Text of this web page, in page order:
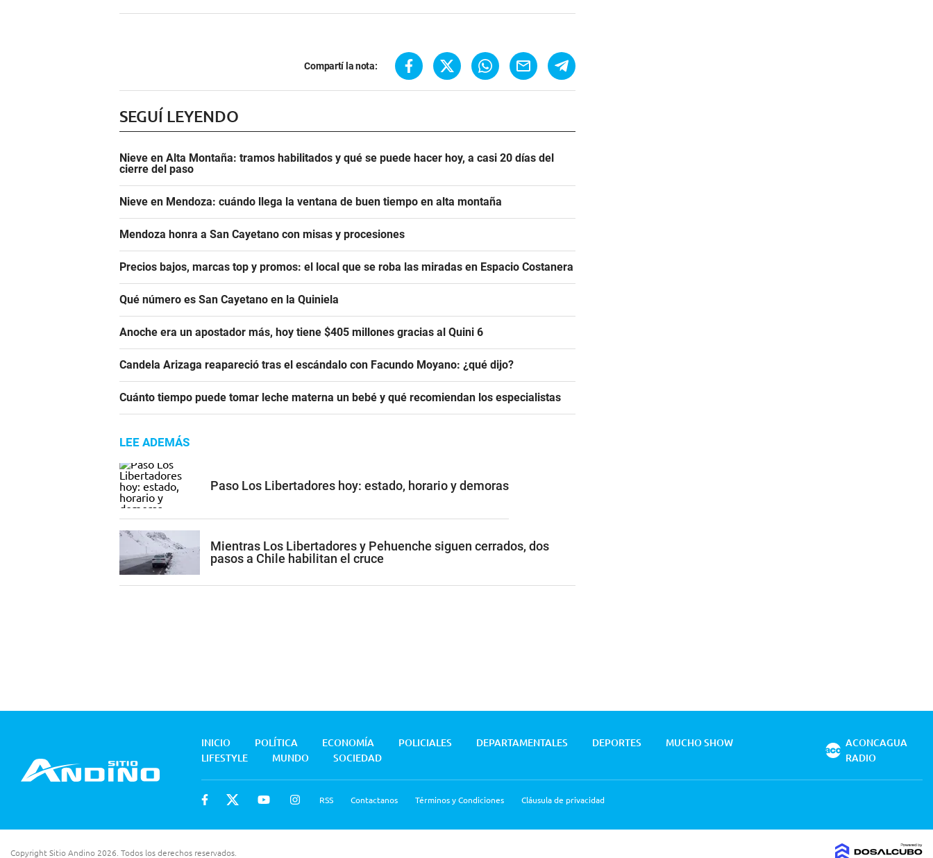
Compartí la nota:
SEGUÍ LEYENDO
Nieve en Alta Montaña: tramos habilitados y qué se puede hacer hoy, a casi 20 días del
cierre del paso
Nieve en Mendoza: cuándo llega la ventana de buen tiempo en alta montaña
Mendoza honra a San Cayetano con misas y procesiones
Precios bajos, marcas top y promos: el local que se roba las miradas en Espacio Costanera
Qué número es San Cayetano en la Quiniela
Anoche era un apostador más, hoy tiene $405 millones gracias al Quini 6
Candela Arizaga reapareció tras el escándalo con Facundo Moyano: ¿qué dijo?
Cuánto tiempo puede tomar leche materna un bebé y qué recomiendan los especialistas
LEE ADEMÁS
Paso Los Libertadores hoy: estado, horario y demoras
Mientras Los Libertadores y Pehuenche siguen cerrados, dos
pasos a Chile habilitan el cruce
INICIO POLÍTICA ECONOMÍA POLICIALES DEPARTAMENTALES DEPORTES
MUCHO SHOW
LIFESTYLE
MUNDO SOCIEDAD
RSS Contactanos Términos y Condiciones Cláusula de privacidad
ACONCAGUA
RADIO
Copyright Sitio Andino 2026. Todos los derechos reservados.